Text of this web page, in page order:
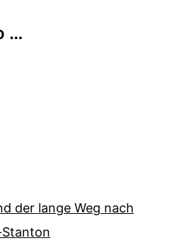
…
der lange Weg nach
Stanton